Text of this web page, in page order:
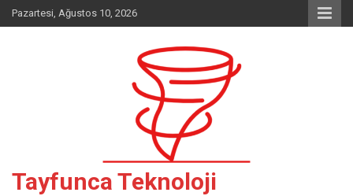
Skip
to
Pazartesi, Ağustos 10, 2026
Tayfunca Teknoloji